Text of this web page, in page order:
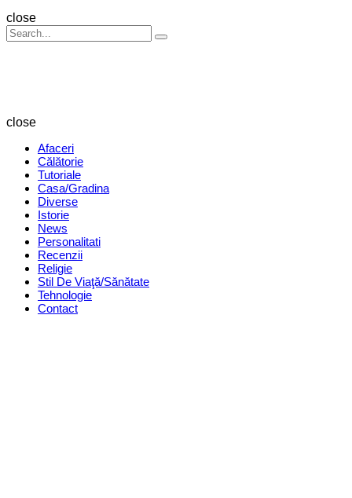
Search
close
Search
for:
Search
close
Afaceri
Călătorie
Tutoriale
Casa/Gradina
Diverse
Istorie
News
Personalitati
Recenzii
Religie
Stil De Viaţă/Sănătate
Tehnologie
Contact